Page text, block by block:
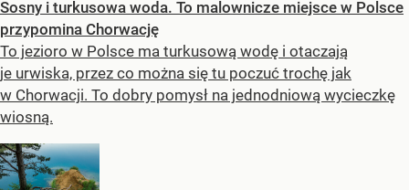
Sosny i turkusowa woda. To malownicze miejsce w Polsce
przypomina Chorwację
To jezioro w Polsce ma turkusową wodę i otaczają
je urwiska, przez co można się tu poczuć trochę jak
w Chorwacji. To dobry pomysł na jednodniową wycieczkę
wiosną.